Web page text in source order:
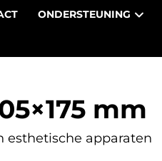
ONDERSTEUNING
mm
esthetische apparaten